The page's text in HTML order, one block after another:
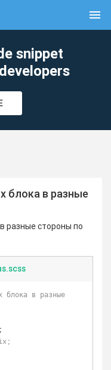
menu
snippet
блока в разные
разные стороны по
блока в разные
clear